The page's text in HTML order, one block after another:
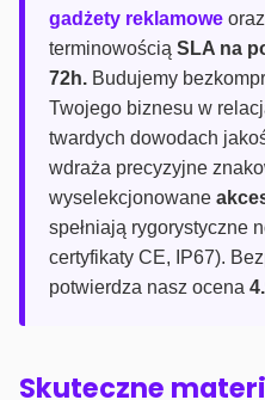
gadżety reklamowe
terminowością SLA na
72h. Budujemy
Twojego biznesu w
twardych dowodach
wdraża precyzyjne
wyselekcjonowane
spełniają rygorystyczne
certyfikaty CE, IP67).
potwierdza nasz ocena
Skuteczne